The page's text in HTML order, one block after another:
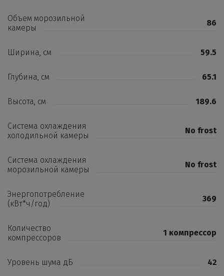
Объем морозильной
камеры
86
Ширина, см 59.5
Глубина, см 65.1
Высота, см 189.6
Система охлаждения
холодильной камеры
No frost
Система охлаждения
морозильной камеры
No frost
Энергопотребление
(кВт*ч/год)
369
Количество
компрессоров
1 компрессор
Уровень шума дБ 42